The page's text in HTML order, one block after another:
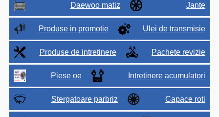
Daewoo matiz Jante
Produse in promotie Ulei de transmisie
Produse de intretinere Pachete revizie
Piese oe Intretinere acumulatori
Stergatoare parbriz Capace roti